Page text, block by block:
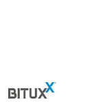
NAZWA
PRODUCENTA: